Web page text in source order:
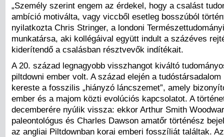
„Személy szerint engem az érdekel, hogy a csalást
ambíció motiválta, vagy viccből esetleg bosszúból
nyilatkozta Chris Stringer, a londoni
munkatársa, aki kollégáival együtt indult a százéves
kiderítendő a csalásban résztvevők indítékait.
A 20. század legnagyobb visszhangot kiváltó
piltdowni ember volt. A század elején a tudóstársadalom
kereste a fosszilis „hiányzó láncszemet”, amely
ember és a majom közti evolúciós kapcsolatot. A
decemberére nyúlik vissza: ekkor Arthur Smith
paleontológus és Charles Dawson amatőr történész
az angliai Piltdownban korai emberi fosszíliát találtak.